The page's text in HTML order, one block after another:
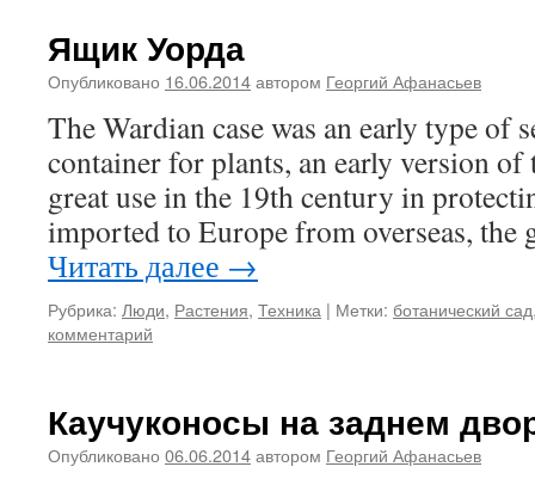
Ящик Уорда
Опубликовано 16.06.2014автором Георгий Афанасьев
The Wardian case was an early type of
container for plants, an early version
great use in the 19th century in
imported to Europe from overseas,
Читать далее →
Рубрика: Люди, Растения, Техника | Метки: ботанический сад
комментарий
Каучуконосы на заднем
Опубликовано 06.06.2014автором Георгий Афанасьев